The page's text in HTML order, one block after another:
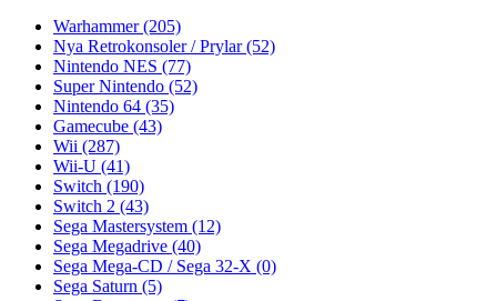
Warhammer(205)
Nya Retrokonsoler / Prylar(52)
Nintendo NES (77)
Super Nintendo (52)
Nintendo 64 (35)
Gamecube (43)
Wii (287)
Wii-U (41)
Switch (190)
Switch 2 (43)
Sega Mastersystem (12)
Sega Megadrive (40)
Sega Mega-CD / Sega 32-X (0)
Sega Saturn (5)